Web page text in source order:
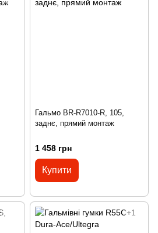
Гальмо BR-R7010-R, 105,
заднє, прямий монтаж
1 458 грн
Купити